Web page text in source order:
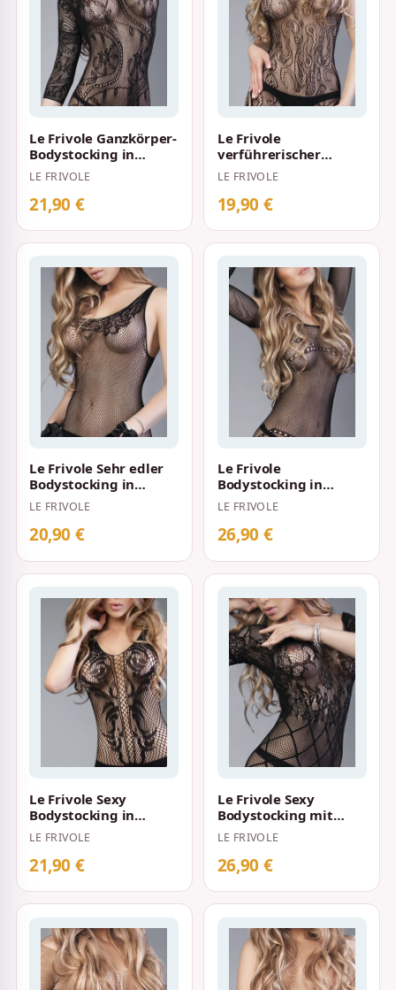
Le Frivole Ganzkörper-
Bodystocking in
Netzoptik mit feinen
Verzierunge…
LE FRIVOLE
21,90 €
Le Frivole
verführerischer
Bodystocking in
Netzoptik kombiniert
m. lei…
LE FRIVOLE
19,90 €
Le Frivole Sehr edler
Bodystocking in
Netzoptik mit
Blumenornamenten
S…
LE FRIVOLE
20,90 €
Le Frivole
Bodystocking in
Netzoptik mit
Perlenketten-Design
S-L Schwa…
LE FRIVOLE
26,90 €
Le Frivole Sexy
Bodystocking in
Netzoptik mit
fließenden
Ornamenten S-…
LE FRIVOLE
21,90 €
Le Frivole Sexy
Bodystocking mit
grobem Netzmuster
und Spitzenoptik S-…
LE FRIVOLE
26,90 €